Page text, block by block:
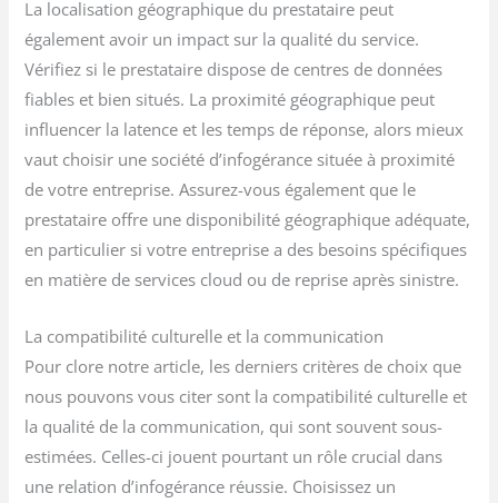
La localisation géographique du prestataire peut
également avoir un impact sur la qualité du service.
Vérifiez si le prestataire dispose de centres de données
fiables et bien situés. La proximité géographique peut
influencer la latence et les temps de réponse, alors mieux
vaut choisir une société d’infogérance située à proximité
de votre entreprise. Assurez-vous également que le
prestataire offre une disponibilité géographique adéquate,
en particulier si votre entreprise a des besoins spécifiques
en matière de services cloud ou de reprise après sinistre.
La compatibilité culturelle et la communication
Pour clore notre article, les derniers critères de choix que
nous pouvons vous citer sont la compatibilité culturelle et
la qualité de la communication, qui sont souvent sous-
estimées. Celles-ci jouent pourtant un rôle crucial dans
une relation d’infogérance réussie. Choisissez un